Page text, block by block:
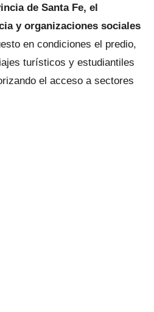
de Santa Fe, el
y organizaciones sociales
en condiciones el predio,
turísticos y estudiantiles
el acceso a sectores